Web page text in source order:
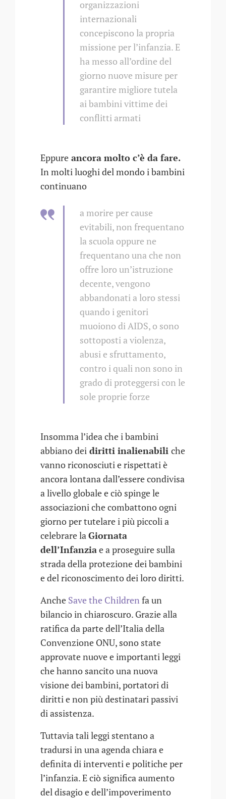
organizzazioni
internazionali
concepiscono la propria
missione per l’infanzia. E
ha messo all’ordine del
giorno nuove misure per
garantire migliore tutela
ai bambini vittime dei
conflitti armati
Eppure ancora molto c’è da fare.
In molti luoghi del mondo i bambini
continuano
a morire per cause
evitabili, non frequentano
la scuola oppure ne
frequentano una che non
offre loro un’istruzione
decente, vengono
abbandonati a loro stessi
quando i genitori
muoiono di AIDS, o sono
sottoposti a violenza,
abusi e sfruttamento,
contro i quali non sono in
grado di proteggersi con le
sole proprie forze
Insomma l’idea che i bambini
abbiano dei diritti inalienabili che
vanno riconosciuti e rispettati è
ancora lontana dall’essere condivisa
a livello globale e ciò spinge le
associazioni che combattono ogni
giorno per tutelare i più piccoli a
celebrare laGiornata
dell’Infanziae a proseguire sulla
strada della protezione dei bambini
e del riconoscimento dei loro diritti.
Anche Save the Childrenfa un
bilancio in chiaroscuro. Grazie alla
ratifica da parte dell’Italia della
Convenzione ONU, sono state
approvate nuove e importanti leggi
che hanno sancito una nuova
visione dei bambini, portatori di
diritti e non più destinatari passivi
di assistenza.
Tuttavia tali leggi stentano a
tradursi in una agenda chiara e
definita di interventi e politiche per
l’infanzia. E ciò significa aumento
del disagio e dell’impoverimento